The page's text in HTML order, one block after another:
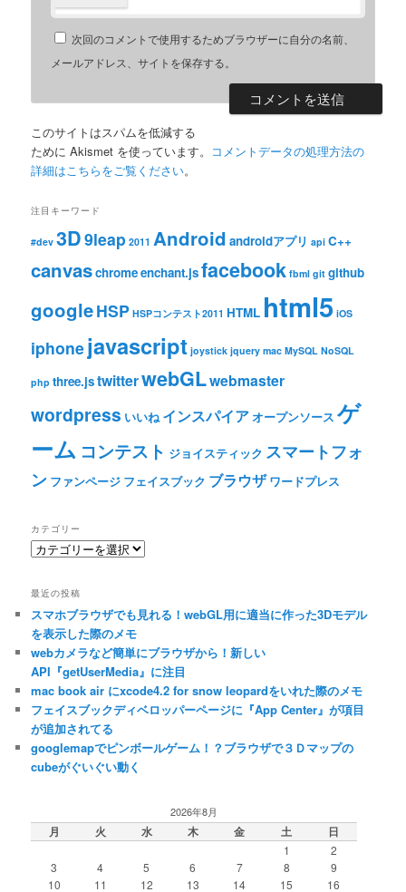
次回のコメントで使用するためブラウザーに自分の名前、
メールアドレス、サイトを保存する。
このサイトはスパムを低減する
ために Akismet を使っています。 コメントデータの処理方法の
詳細はこちらをご覧ください。
注目キーワード
#dev 3D9leap 2011 Android androidアプリ api C++
canvaschromeenchant.jsfacebook fbml git github
googleHSP HSPコンテスト2011 HTML html5 iOS
iphonejavascript joystick jquery mac MySQL NoSQL
php three.jstwitterwebGLwebmaster
wordpress いいね インスパイアオープンソース ゲ
ーム コンテスト ジョイスティック スマートフォ
ン ファンページ フェイスブック ブラウザ ワードプレス
カテゴリー
カ
リ
ー
最近の投稿
スマホブラウザでも見れる！webGL用に適当に作った3Dモデル
を表示した際のメモ
webカメラなど簡単にブラウザから！新しい
API『getUserMedia』に注目
mac book air にxcode4.2 for snow leopardをいれた際のメモ
フェイスブックディベロッパーページに『App Center』が項目
が追加されてる
googlemapでピンボールゲーム！？ブラウザで３Ｄマップの
cubeがぐいぐい動く
2026年8月
月 火 水 木 金 土 日
1
2
3
4 5 6 7 8
9
10
11 12 13 14 15 16